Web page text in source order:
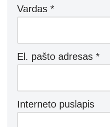
Vardas *
El. pašto adresas *
Interneto puslapis